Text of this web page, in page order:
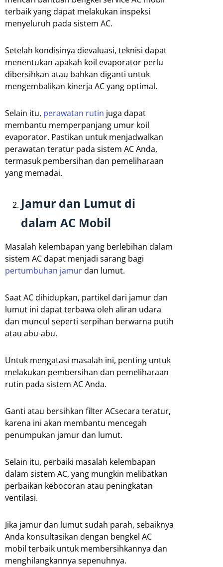
terbaik yang dapat melakukan inspeksi
menyeluruh pada sistem AC.
Setelah kondisinya dievaluasi, teknisi dapat
menentukan apakah koil evaporator perlu
dibersihkan atau bahkan diganti untuk
mengembalikan kinerja AC yang optimal.
Selain itu, perawatan rutin juga dapat
membantu memperpanjang umur koil
evaporator. Pastikan untuk menjadwalkan
perawatan teratur pada sistem AC Anda,
termasuk pembersihan dan pemeliharaan
yang memadai.
Jamur dan Lumut di
dalam AC Mobil
Masalah kelembapan yang berlebihan dalam
sistem AC dapat menjadi sarang bagi
pertumbuhan jamurdan lumut.
Saat AC dihidupkan, partikel dari jamur dan
lumut ini dapat terbawa oleh aliran udara
dan muncul seperti serpihan berwarna putih
atau abu-abu.
Untuk mengatasi masalah ini, penting untuk
melakukan pembersihan dan pemeliharaan
rutin pada sistem AC Anda.
Ganti atau bersihkan filter ACsecara teratur,
karena ini akan membantu mencegah
penumpukan jamur dan lumut.
Selain itu, perbaiki masalah kelembapan
dalam sistem AC, yang mungkin melibatkan
perbaikan kebocoran atau peningkatan
ventilasi.
Jika jamur dan lumut sudah parah, sebaiknya
Anda konsultasikan dengan bengkel AC
mobil terbaik untuk membersihkannya dan
menghilangkannya sepenuhnya.